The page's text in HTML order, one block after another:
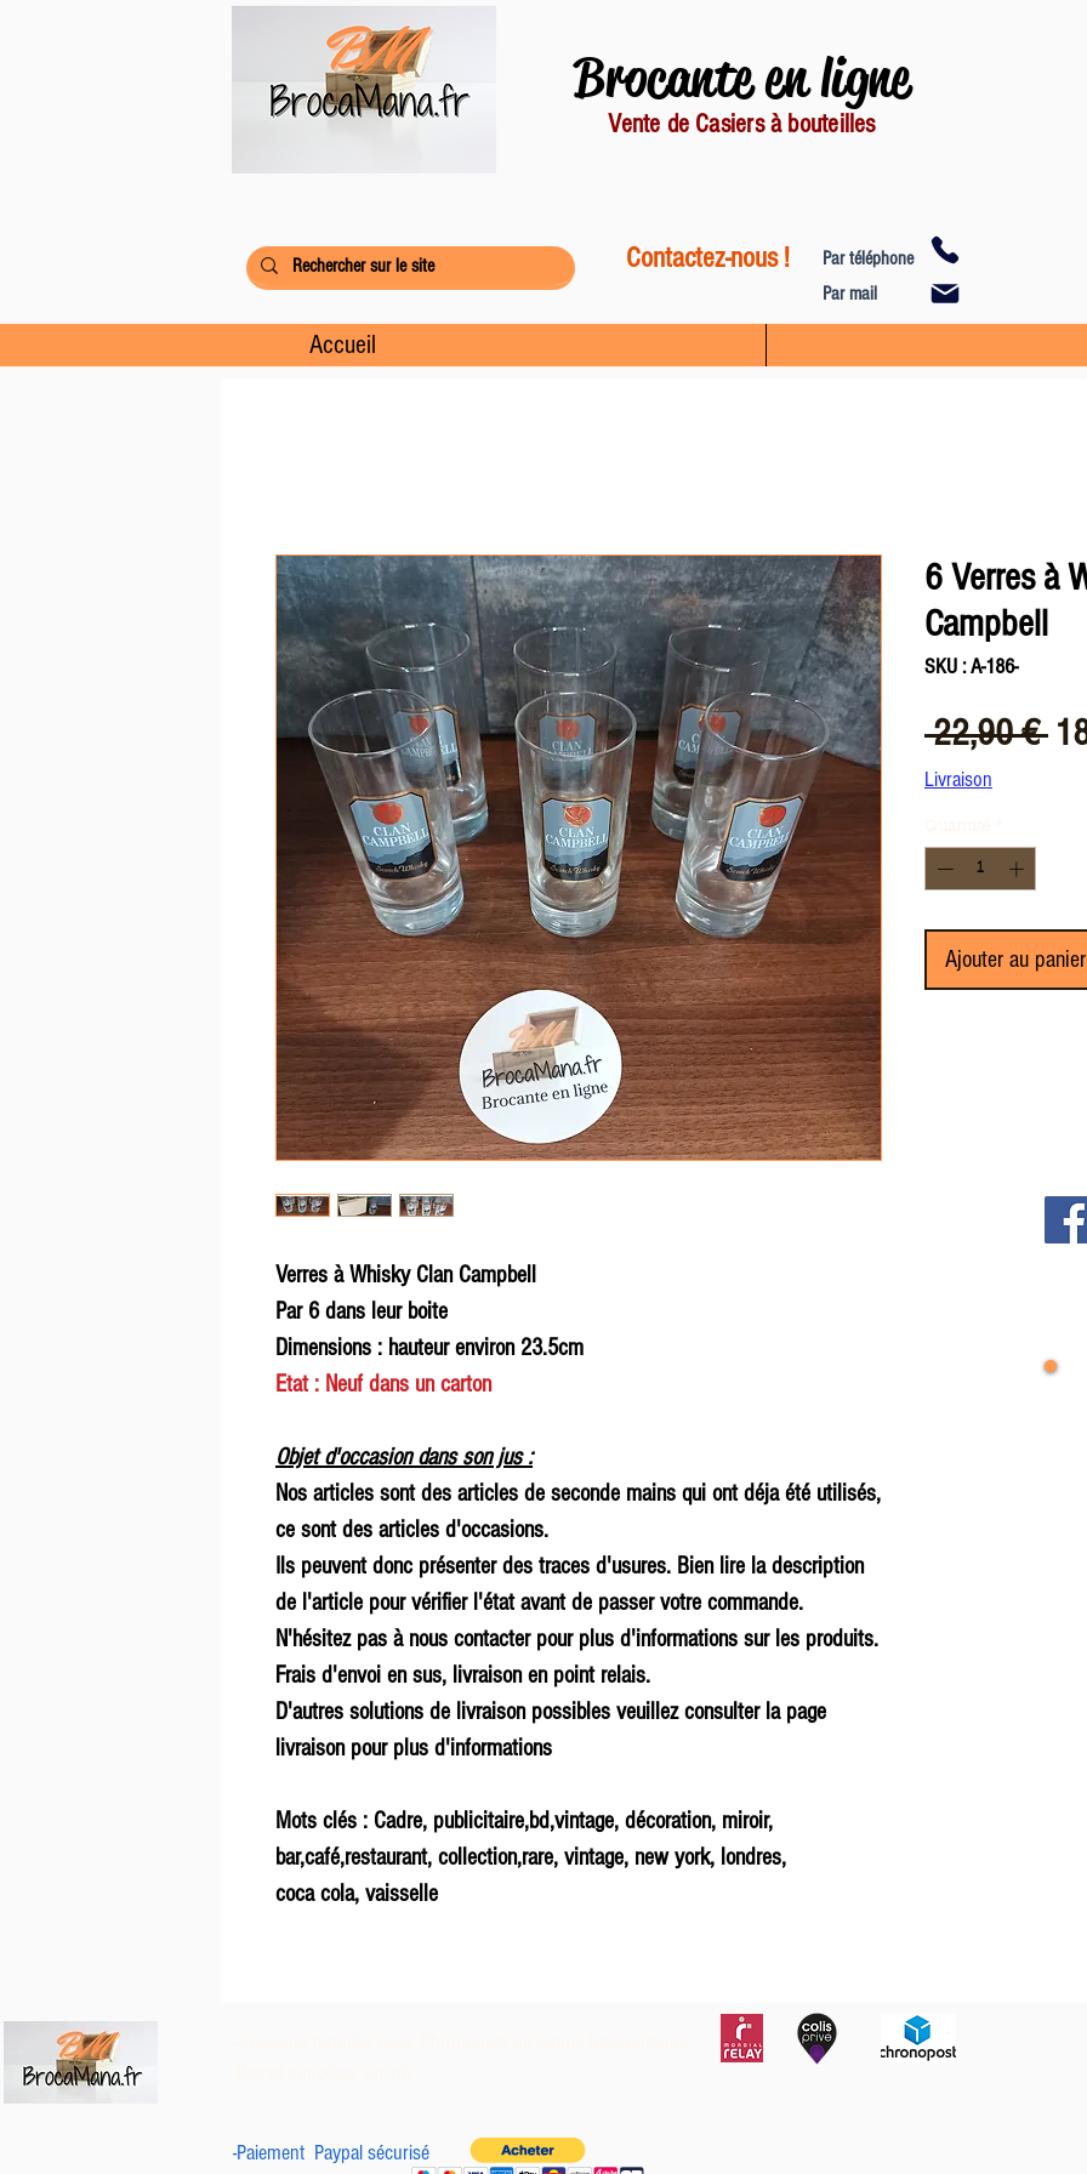
Brocante en ligne
Vente de Casiers à bouteilles
Contactez-nous !
Par téléphone
Par mail
Accueil
Verres à Whisky Clan Campbell
Par 6 dans leur boite
Dimensions : hauteur environ 23.5cm
Etat : Neuf dans un carton
Objet d'occasion dans son jus :
Nos articles sont des articles de seconde mains qui ont déja été utilisés,
ce sont des articles d'occasions.
Ils peuvent donc présenter des traces d'usures. Bien lire la description
de l'article pour vérifier l'état avant de passer votre commande.
N'hésitez pas à nous contacter pour plus d'informations sur les produits.
Frais d'envoi en sus, livraison en point relais.
D'autres solutions de livraison possibles veuillez consulter la page
livraison pour plus d'informations
Mots clés : Cadre, publicitaire,bd,vintage, décoration, miroir,
bar,café,restaurant, collection,rare, vintage, new york, londres,
coca cola, vaisselle
6 Verres à
Campbell
SKU : A-186-
22,90 €
Livraison
Ajouter au panier
-Paiement Paypal sécurisé